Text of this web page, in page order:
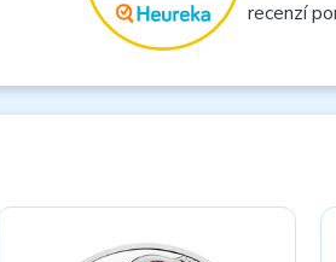
recenzí